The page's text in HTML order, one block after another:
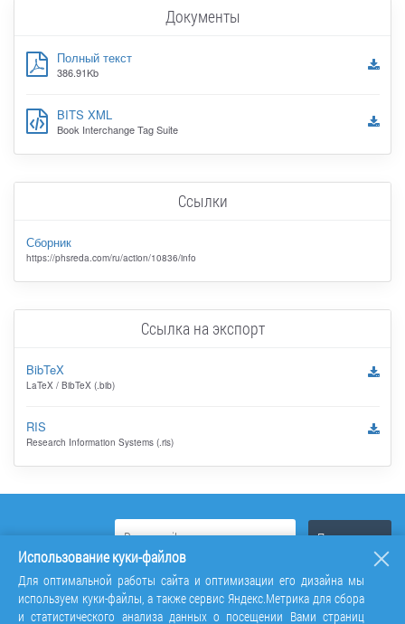
Документы
Полный текст
386.91Kb
BITS XML
Book Interchange Tag Suite
Ссылки
Сборник
https://phsreda.com/ru/action/10836/info
Ссылка на экспорт
BibTeX
LaTeX / BibTeX (.bib)
RIS
Research Information Systems (.ris)
Использование куки-файлов
Для оптимальной работы сайта и оптимизации его дизайна мы
используем куки-файлы, а также сервис Яндекс.Метрика для сбора
и статистического анализа данных о посещении Вами страниц